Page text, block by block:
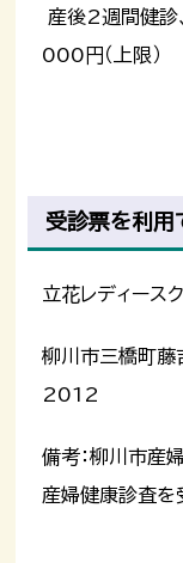
産後2週間健診
000円（上限）
受診票を利用
立花レディース
柳川市三橋町
2012
備考：柳川市産
産婦健康診査を